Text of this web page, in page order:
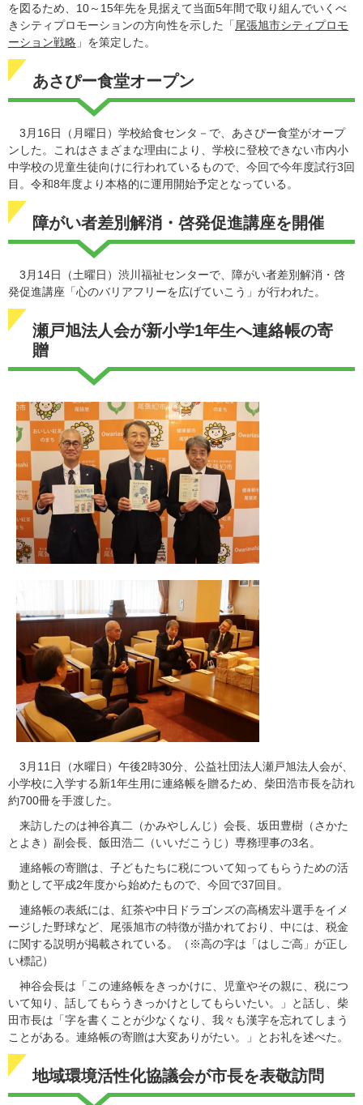
を図るため、10～15年先を見据えて当面5年間で取り組んでいくべ
きシティプロモーションの方向性を示した「尾張旭市シティプロモ
ーション戦略 」を策定した。
あさぴー食堂オープン
3月16日（月曜日）学校給食センタ－で、あさぴー食堂がオープ
ンした。これはさまざまな理由により、学校に登校できない市内小
中学校の児童生徒向けに行われているもので、今回で今年度試行3回
目。令和8年度より本格的に運用開始予定となっている。
障がい者差別解消・啓発促進講座を開催
3月14日（土曜日）渋川福祉センターで、障がい者差別解消・啓
発促進講座「心のバリアフリーを広げていこう」が行われた。
瀬戸旭法人会が新小学1年生へ連絡帳の寄
贈
3月11日（水曜日）午後2時30分、公益社団法人瀬戸旭法人会が、
小学校に入学する新1年生用に連絡帳を贈るため、柴田浩市長を訪れ
約700冊を手渡した。
来訪したのは神谷真二（かみやしんじ）会長、坂田豊樹（さかた
とよき）副会長、飯田浩二（いいだこうじ）専務理事の3名。
連絡帳の寄贈は、子どもたちに税について知ってもらうための活
動として平成2年度から始めたもので、今回で37回目。
連絡帳の表紙には、紅茶や中日ドラゴンズの高橋宏斗選手をイメ
ージした野球など、尾張旭市の特徴が描かれており、中には、税金
に関する説明が掲載されている。（※高の字は「はしご高」が正し
い標記）
神谷会長は「この連絡帳をきっかけに、児童やその親に、税につ
いて知り、話してもらうきっかけとしてもらいたい。」と話し、柴
田市長は「字を書くことが少なくなり、我々も漢字を忘れてしまう
ことがある。連絡帳の寄贈は大変ありがたい。」とお礼を述べた。
地域環境活性化協議会が市長を表敬訪問